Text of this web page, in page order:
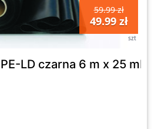
59.99 zł
49.99 zł
szt
LD czarna 6 m x 25 mb